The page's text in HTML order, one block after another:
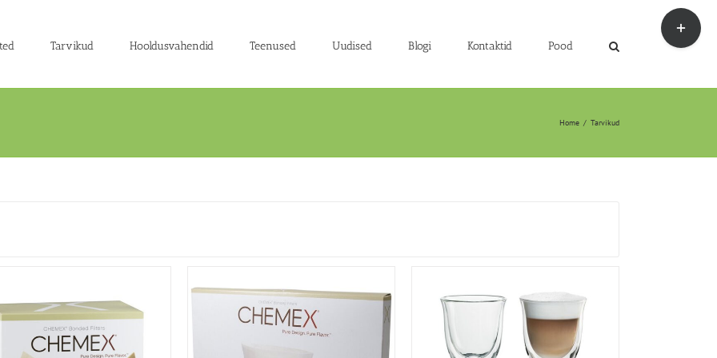
Tarvikud Hooldusvahendid Teenused Uudised Blogi Kontaktid Pood
Home / Tarvikud
Toggle
Sliding
Bar